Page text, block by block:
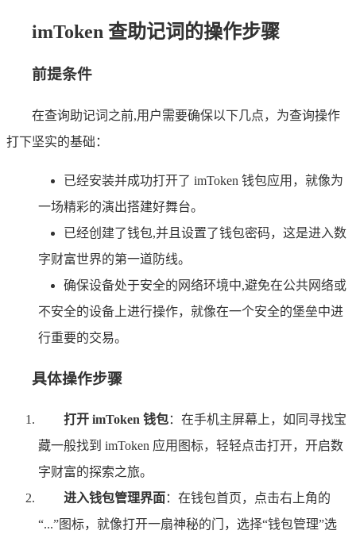
imToken 查助记词的操作步骤
前提条件
在查询助记词之前,用户需要确保以下几点，为查询操作
打下坚实的基础：
已经安装并成功打开了 imToken 钱包应用，就像为
一场精彩的演出搭建好舞台。
已经创建了钱包,并且设置了钱包密码，这是进入数
字财富世界的第一道防线。
确保设备处于安全的网络环境中,避免在公共网络或
不安全的设备上进行操作，就像在一个安全的堡垒中进
行重要的交易。
具体操作步骤
打开 imToken 钱包：在手机主屏幕上，如同寻找宝
藏一般找到 imToken 应用图标，轻轻点击打开，开启数
字财富的探索之旅。
进入钱包管理界面：在钱包首页，点击右上角的
“...”图标，就像打开一扇神秘的门，选择“钱包管理”选